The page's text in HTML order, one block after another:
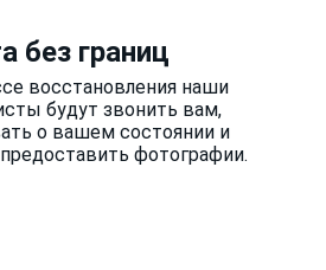
без границ
восстановления наши
будут звонить вам,
о вашем состоянии и
фотографии.